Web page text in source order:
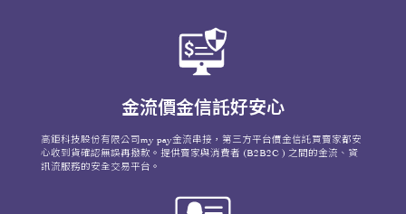
金流價金信託好安心
高鉅科技股份有限公司my pay金流串接，第三方平台價金信託買賣家都安
心收到貨確認無誤再撥款。提供賣家與消費者 (B2B2C ) 之間的金流、資
訊流服務的安全交易平台。